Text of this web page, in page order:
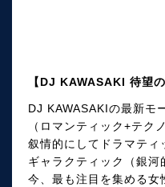
【DJ KAWASAKI 待望
DJ KAWASAKIの最新モ
（ロマンティック+テクノ
叙情的にしてドラマテ
ギャラクティック（銀河
今、最も注目を集める